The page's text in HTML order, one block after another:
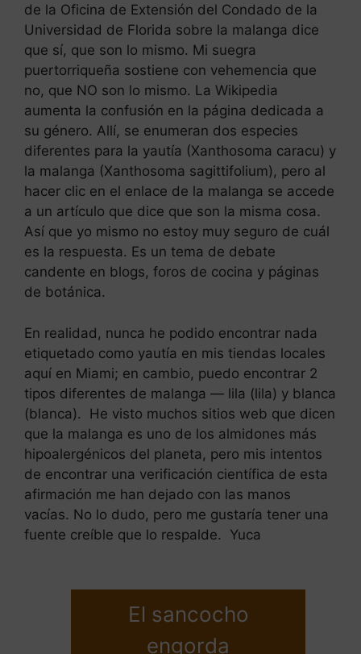
de la Oficina de Extensión del Condado de la
Universidad de Florida sobre la malanga dice
que sí, que son lo mismo. Mi suegra
puertorriqueña sostiene con vehemencia que
no, que NO son lo mismo. La Wikipedia
aumenta la confusión en la página dedicada a
su género. Allí, se enumeran dos especies
diferentes para la yautía (Xanthosoma caracu) y
la malanga (Xanthosoma sagittifolium), pero al
hacer clic en el enlace de la malanga se accede
a un artículo que dice que son la misma cosa.
Así que yo mismo no estoy muy seguro de cuál
es la respuesta. Es un tema de debate
candente en blogs, foros de cocina y páginas
de botánica.
En realidad, nunca he podido encontrar nada
etiquetado como yautía en mis tiendas locales
aquí en Miami; en cambio, puedo encontrar 2
tipos diferentes de malanga — lila (lila) y blanca
(blanca). He visto muchos sitios web que dicen
que la malanga es uno de los almidones más
hipoalergénicos del planeta, pero mis intentos
de encontrar una verificación científica de esta
afirmación me han dejado con las manos
vacías. No lo dudo, pero me gustaría tener una
fuente creíble que lo respalde. Yuca
El sancocho
engorda